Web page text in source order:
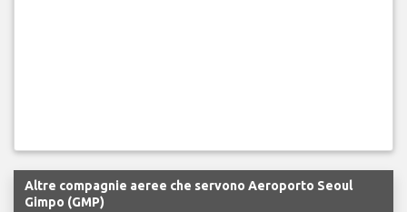
Altre compagnie aeree che servono Aeroporto Seoul
Gimpo (GMP)